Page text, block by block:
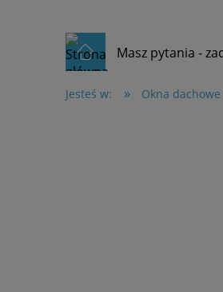
Masz pytania -
Jesteś w: » Okna dachowe